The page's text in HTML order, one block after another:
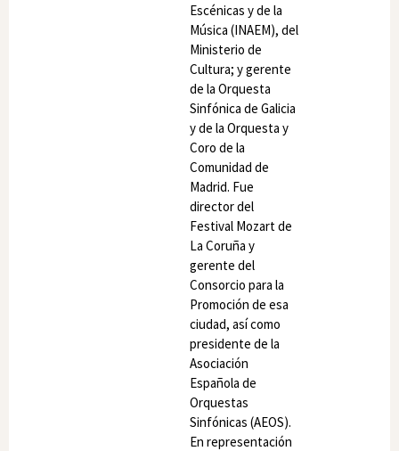
Escénicas y de la
Música (INAEM), del
Ministerio de
Cultura; y gerente
de la Orquesta
Sinfónica de Galicia
y de la Orquesta y
Coro de la
Comunidad de
Madrid. Fue
director del
Festival Mozart de
La Coruña y
gerente del
Consorcio para la
Promoción de esa
ciudad, así como
presidente de la
Asociación
Española de
Orquestas
Sinfónicas (AEOS).
En representación